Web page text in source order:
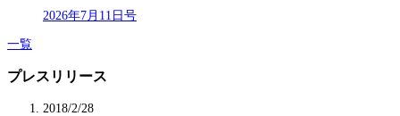
2026年7月11日号
一覧
プレスリリース
2018/2/28